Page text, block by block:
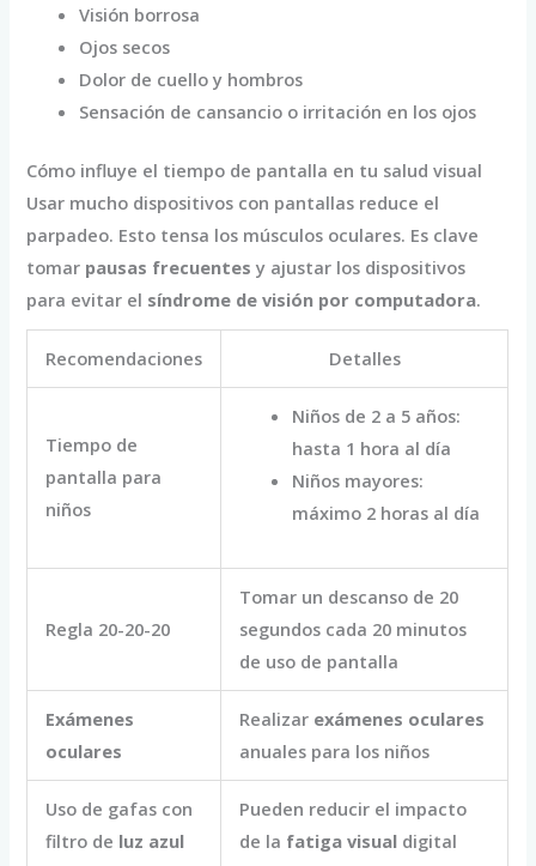
Visión borrosa
Ojos secos
Dolor de cuello y hombros
Sensación de cansancio o irritación en los ojos
Cómo influye el tiempo de pantalla en tu salud visual
Usar mucho dispositivos con pantallas reduce el
parpadeo. Esto tensa los músculos oculares. Es clave
tomar pausas frecuentes y ajustar los dispositivos
para evitar el síndrome de visión por computadora.
Recomendaciones Detalles
Tiempo de
pantalla para
niños
Niños de 2 a 5 años:
hasta 1 hora al día
Niños mayores:
máximo 2 horas al día
Regla 20-20-20
Tomar un descanso de 20
segundos cada 20 minutos
de uso de pantalla
Exámenes
oculares
Realizar exámenes oculares
anuales para los niños
Uso de gafas con
filtro de luz azul
Pueden reducir el impacto
de la fatiga visual digital